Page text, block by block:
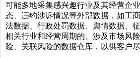
可能多地采集感兴趣行业及其经营企
态、违约涉诉情况等外部数据，如工
法数据、行政处罚数据、舆情数据、
相关行业和经营周期的、涉及市场风
险、关联风险的数据仓库，以供客户尽